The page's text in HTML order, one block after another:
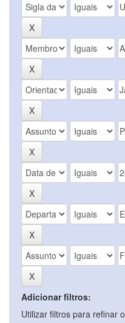
Adicionar filtros:
Utilizar filtros para refinar